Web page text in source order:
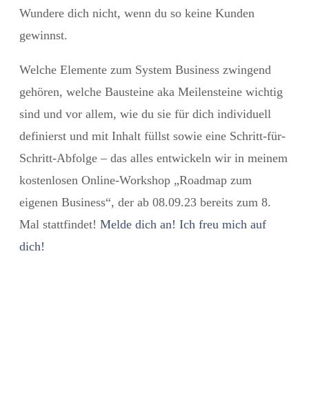
Wundere dich nicht, wenn du so keine Kunden
gewinnst.
Welche Elemente zum System Business zwingend
gehören, welche Bausteine aka Meilensteine wichtig
sind und vor allem, wie du sie für dich individuell
definierst und mit Inhalt füllst sowie eine Schritt-für-
Schritt-Abfolge – das alles entwickeln wir in meinem
kostenlosen Online-Workshop „Roadmap zum
eigenen Business“, der ab 08.09.23 bereits zum 8.
Mal stattfindet! Melde dich an! Ich freu mich auf
dich!